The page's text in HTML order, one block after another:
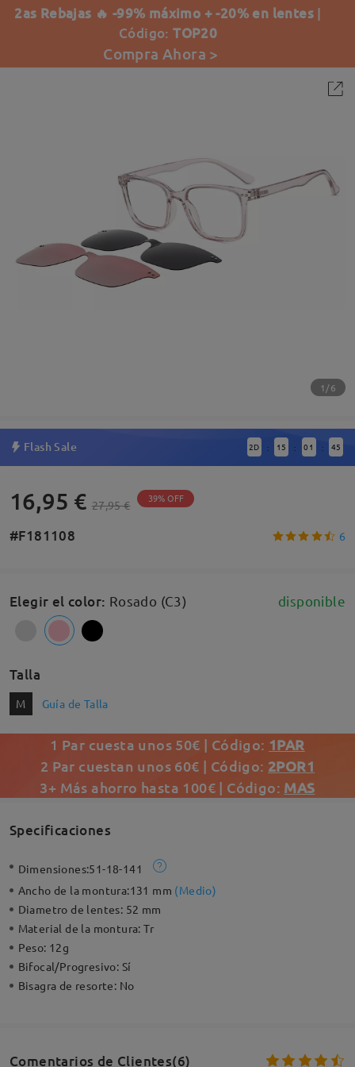
2as Rebajas 🔥 -99% máximo + -20% en lentes |
Código:TOP20
Compra Ahora >
1/6
Flash Sale 2D : 15 : 01 : 44
16,95 € 27,95 € 39% OFF
#F181108 6
Elegir el color: Rosado (C3) disponible
Talla
M Guía de Talla
1 Par cuesta unos 50€ | Código: 1PAR
2 Par cuestan unos 60€ | Código: 2POR1
3+ Más ahorro hasta 100€ | Código: MAS
Specificaciones
Dimensiones:51-18-141
Ancho de la montura:131 mm (Medio)
Diametro de lentes: 52 mm
Material de la montura:Tr
Peso: 12g
Bifocal/Progresivo: Sí
Bisagra de resorte: No
Comentarios de Clientes(6)